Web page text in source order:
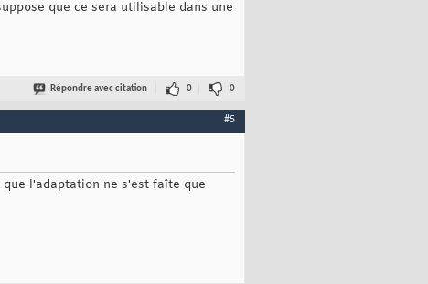
que ce sera utilisable dans une
Répondre avec citation 0 0
#5
l'adaptation ne s'est faîte que